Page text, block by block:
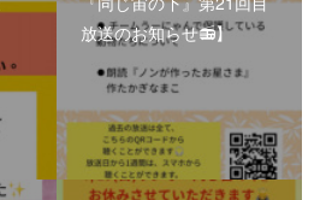
放送のお知らせ📻】